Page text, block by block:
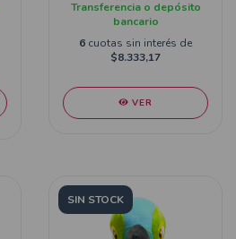
Transferencia o depósito
bancario
6 cuotas sin interés de
$8.333,17
VER
SIN STOCK